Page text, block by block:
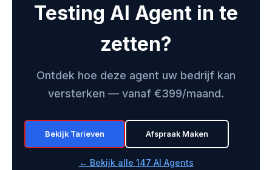
Testing AI Agent in te
zetten?
Ontdek hoe deze agent uw bedrijf kan
versterken — vanaf €399/maand.
Bekijk Tarieven Afspraak Maken
← Bekijk alle 147 AI Agents